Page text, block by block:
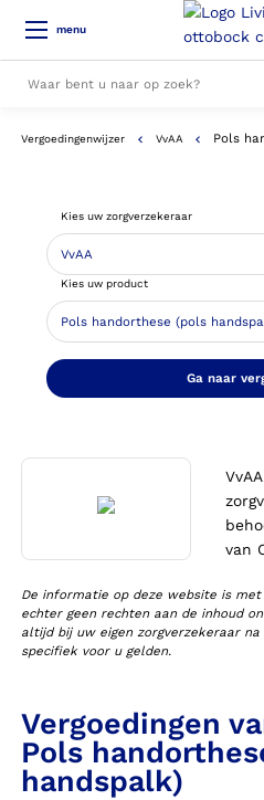
menu
Alle resultaten
Vergoedingenwijzer VvAA Pols
Kies uw zorgverzekeraar
Kies uw product
Ga naar
van
De informatie op deze website is
echter geen rechten aan de inhoud
altijd bij uw eigen zorgverzekeraar
specifiek voor u gelden.
Vergoedingen
Pols
handspalk)